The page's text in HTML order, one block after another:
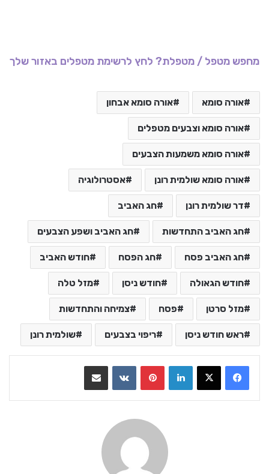
מחפש מטפל / מטפלת? לחץ לרשימת מטפלים באזור שלך
אורה סומא אורה סומא אבחון
אורה סומא וצבעים מטפלים
אורה סומא משמעות הצבעים
אורה סומא שולמית רונן אסטרולוגיה
דר שולמית רונן חג האביב
חג האביב התחדשות חג האביב ושפע הצבעים
חג האביב פסח חג הפסח חודש האביב
חודש הגאולה חודש ניסן מזל טלה
מזל סרטן פסח צמיחה והתחדשות
ראש חודש ניסן ריפוי בצבעים שולמית רונן
LinkedIn
VKontakte